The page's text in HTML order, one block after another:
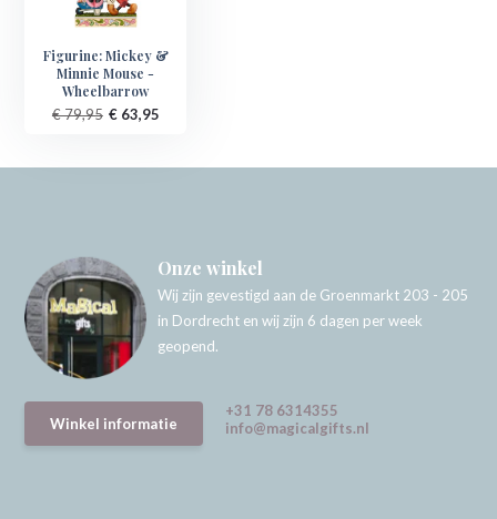
Figurine: Mickey &
Minnie Mouse -
Wheelbarrow
€ 79,95 € 63,95
Onze winkel
Wij zijn gevestigd aan de Groenmarkt 203 - 205
in Dordrecht en wij zijn 6 dagen per week
geopend.
Winkel informatie
+31 78 6314355
info@magicalgifts.nl